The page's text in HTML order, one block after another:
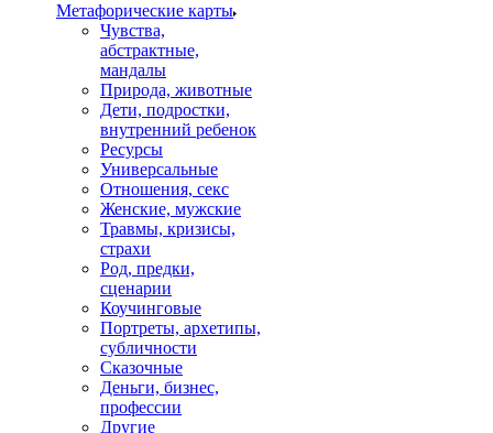
Mетафорические карты
Чувства,
абстрактные,
мандалы
Природа, животные
Дети, подростки,
внутренний ребенок
Ресурсы
Универсальные
Отношения, секс
Женские, мужские
Травмы, кризисы,
страхи
Род, предки,
сценарии
Коучинговые
Портреты, архетипы,
субличности
Сказочные
Деньги, бизнес,
профессии
Другие